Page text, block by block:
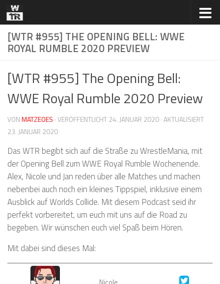
Zum Inhalt springen
[WTR #955] THE OPENING BELL: WWE
ROYAL RUMBLE 2020 PREVIEW
[WTR #955] The Opening Bell:
WWE Royal Rumble 2020 Preview
VONMATZEOES · VERÖFFENTLICHT24. JANUAR 2020· AKTUALISIERT
23. JANUAR 2020
Das WTR begibt sich auf die Straße zu WrestleMania, mit
der Opening Bell zum WWE Royal Rumble Wochenende.
Alex, Nicole und Jan reden über alle Matches und machen
nebenbei auch noch ein kleines Tippspiel, inklusive einem
Ausblick auf Worlds Collide. Mit diesem Podcast seid ihr
perfekt vorbereitet, um euch mit uns auf die Road zu
begeben. Wir wünschen euch viel Spaß beim Hören.
Mit dabei sind dieses Mal: